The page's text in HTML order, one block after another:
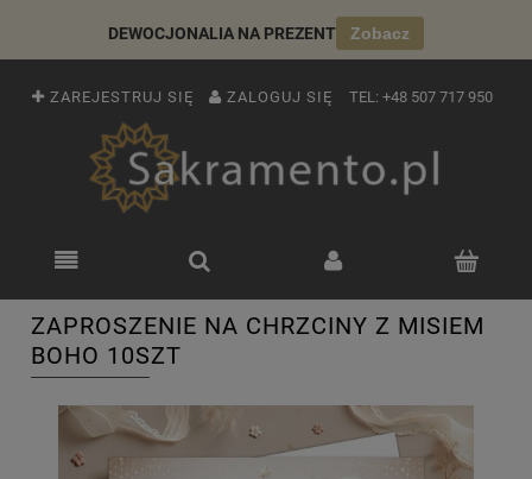
DEWOCJONALIA NA PREZENT Zobacz
ZAREJESTRUJ SIĘ ZALOGUJ SIĘ TEL: +48 507 717 950
ZAPROSZENIE NA CHRZCINY Z MISIEM
BOHO 10SZT